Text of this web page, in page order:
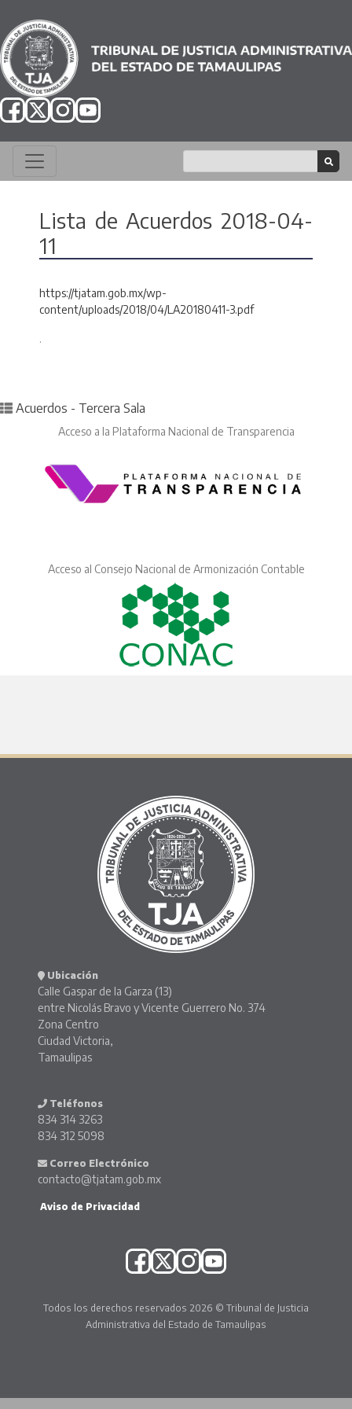
Lista de Acuerdos 2018-04-
11
https://tjatam.gob.mx/wp-
content/uploads/2018/04/LA20180411-3.pdf
.
Posted in
Acuerdos - Tercera Sala
Acceso a la Plataforma Nacional de Transparencia
Acceso al Consejo Nacional de Armonización Contable
Ubicación
Calle Gaspar de la Garza (13)
entre Nicolás Bravo y Vicente Guerrero No. 374
Zona Centro
Ciudad Victoria,
Tamaulipas
Teléfonos
834 314 3263
834 312 5098
Correo Electrónico
contacto@tjatam.gob.mx
Aviso de Privacidad
Todos los derechos reservados 2026 © Tribunal de Justicia
Administrativa del Estado de Tamaulipas